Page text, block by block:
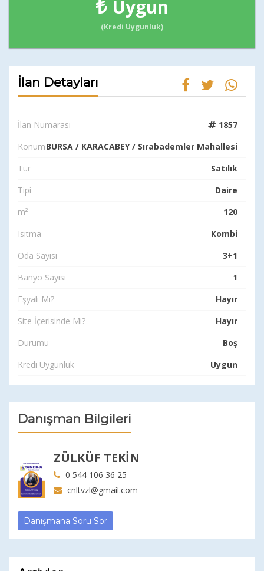
Uygun
(Kredi Uygunluk)
İlan Detayları
İlan Numarası
1857
KonumBURSA / KARACABEY / Sırabademler Mahallesi
Tür
Satılık
Tipi
Daire
m²
120
Isıtma
Kombi
Oda Sayısı
3+1
Banyo Sayısı
1
Eşyalı Mı?
Hayır
Site İçerisinde Mi?
Hayır
Durumu
Boş
Kredi Uygunluk
Uygun
Danışman Bilgileri
ZÜLKÜF TEKİN
0 544 106 36 25
cnltvzl@gmail.com
Danışmana Soru Sor